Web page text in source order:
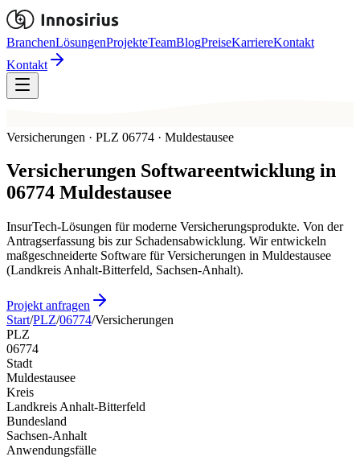
BranchenLösungenProjekteTeamBlogPreiseKarriereKontakt
Kontakt
Versicherungen · PLZ 06774 · Muldestausee
Versicherungen Softwareentwicklung in
06774 Muldestausee
InsurTech-Lösungen für moderne Versicherungsprodukte. Von der
Antragserfassung bis zur Schadensabwicklung. Wir entwickeln
maßgeschneiderte Software für Versicherungen in Muldestausee
(Landkreis Anhalt-Bitterfeld, Sachsen-Anhalt).
Projekt anfragen
Start/PLZ/06774/Versicherungen
PLZ
06774
Stadt
Muldestausee
Kreis
Landkreis Anhalt-Bitterfeld
Bundesland
Sachsen-Anhalt
Anwendungsfälle